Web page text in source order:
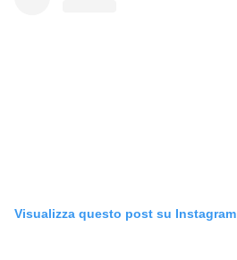
Visualizza questo post su Instagram